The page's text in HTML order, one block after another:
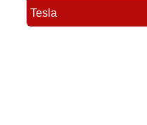
Tesla